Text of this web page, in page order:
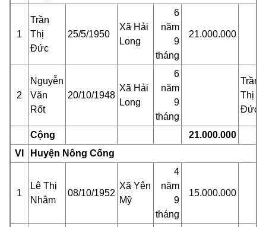
1
Trần
Thị
Đức
25/5/1950
Xã Hải
Long
6
năm
9
tháng
21.000.000
2
Nguyễn
Văn
Rốt
20/10/1948
Xã Hải
Long
6
năm
9
tháng
Trần
Thị
Đức
Cộng
21.000.000
VI
Huyện Nông Cống
1
Lê Thị
Nhâm
08/10/1952
Xã Yên
Mỹ
4
năm
9
tháng
15.000.000